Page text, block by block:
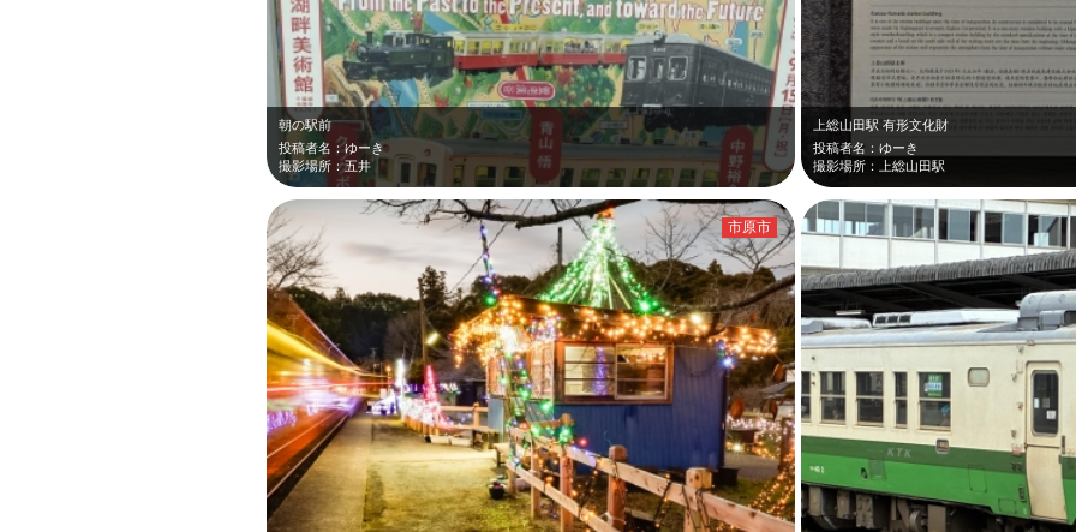
朝の駅前
投稿者名：ゆーき
撮影場所：五井
上総山田駅 有形文化財
投稿者名：ゆーき
撮影場所：上総山田駅
市原市